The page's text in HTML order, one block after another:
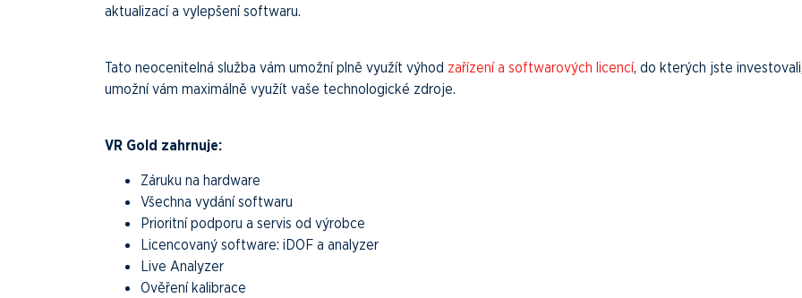
aktualizací a vylepšení softwaru.
Tato neocenitelná služba vám umožní plně využít výhod zařízení a softwarových licencí, do kterých jste
umožní vám maximálně využít vaše technologické zdroje.
VR Gold zahrnuje:
Záruku na hardware
Všechna vydání softwaru
Prioritní podporu a servis od výrobce
Licencovaný software: iDOF a analyzer
Live Analyzer
Ověření kalibrace